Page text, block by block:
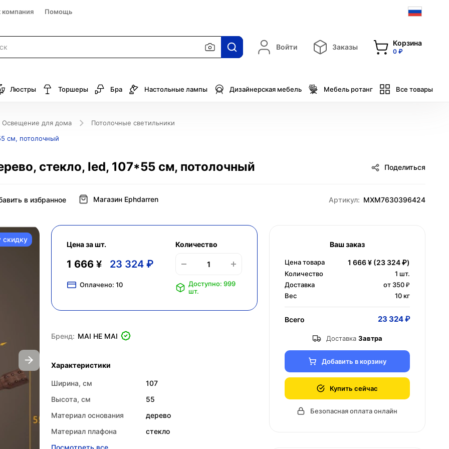
компания Помощь
Войти Заказы Корзина
0 ₽
Люстры Торшеры Бра Настольные лампы Дизайнерская мебель Мебель ротанг Все товары
Освещение для дома
Потолочные светильники
см, потолочный
стекло, led, 107*55 см, потолочный
в избранное
Поделиться
Магазин Ephdarren Артикул: MXM7630396424
скидку
Цена за шт.
1 666 ¥ 23 324 ₽
Оплачено: 10
Количество
Доступно: 999
шт.
Бренд: MAI HE MAI
Характеристики
Ширина, см
107
Высота, см
55
Материал основания
дерево
Материал плафона
стекло
Посмотреть все
Ваш заказ
Цена товара 1 666 ¥ (23 324 ₽)
Количество 1 шт.
Доставка
от 350 ₽
Вес
10 кг
Всего 23 324 ₽
Доставка Завтра
Добавить в корзину
Купить сейчас
Безопасная оплата онлайн